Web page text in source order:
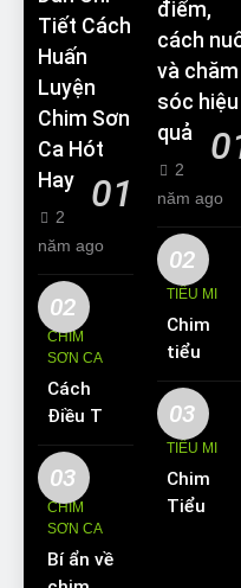
Tiết Cách
Huấn
Luyện
Chim Sơn
Ca Hót
Hay
01
2
năm ago
02
CHIM
SƠN CA
Cách
Điều Trị
Hiệu
Quả
Các
Bệnh
Thường
Gặp Ở
03
CHIM
SƠN CA
Bí ẩn về
điểm,
cách
và chăm
sóc hiệu
quả
2
năm ago
02
TIỂU MI
Chim
tiểu mi
ăn gì?
Kinh
nghiệm
chim
tiểu mi
03
TIỂU MI
Chim
Tiểu Mi